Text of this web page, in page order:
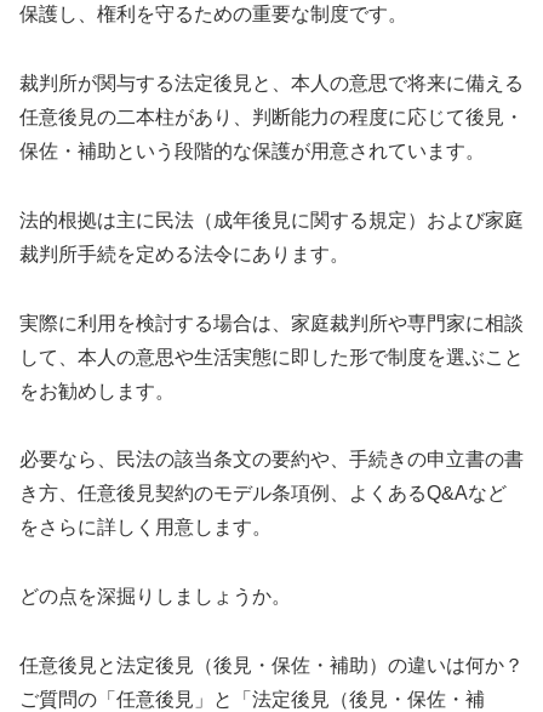
保護し、権利を守るための重要な制度です。
裁判所が関与する法定後見と、本人の意思で将来に備える
任意後見の二本柱があり、判断能力の程度に応じて後見・
保佐・補助という段階的な保護が用意されています。
法的根拠は主に民法（成年後見に関する規定）および家庭
裁判所手続を定める法令にあります。
実際に利用を検討する場合は、家庭裁判所や専門家に相談
して、本人の意思や生活実態に即した形で制度を選ぶこと
をお勧めします。
必要なら、民法の該当条文の要約や、手続きの申立書の書
き方、任意後見契約のモデル条項例、よくあるQ&Aなど
をさらに詳しく用意します。
どの点を深掘りしましょうか。
任意後見と法定後見（後見・保佐・補助）の違いは何か？
ご質問の「任意後見」と「法定後見（後見・保佐・補